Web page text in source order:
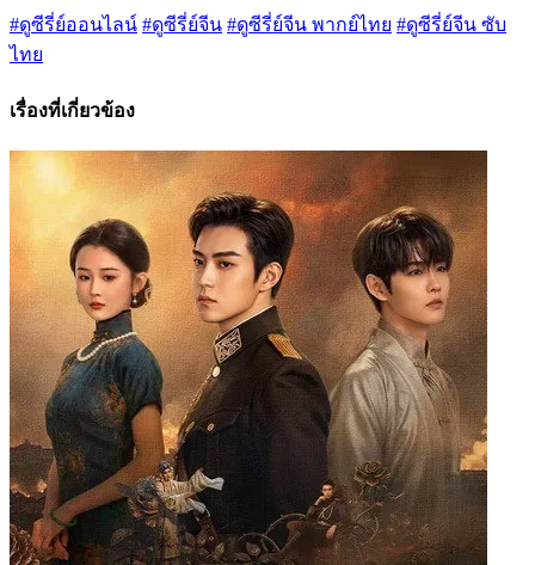
#ดูซีรี่ย์ออนไลน์ #ดูซีรี่ย์จีน #ดูซีรี่ย์จีน พากย์ไทย #ดูซีรี่ย์จีน ซับ
ไทย
เรื่องที่เกี่ยวข้อง